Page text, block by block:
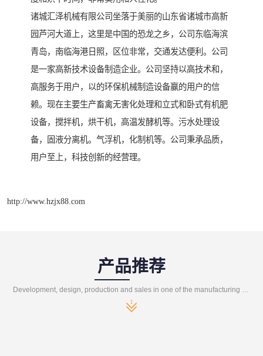
诸城汇泽机械有限公司坐落于美丽的山东省诸城市高新
园芦河大道上，这里是中国的恐龙之乡，公司东临海滨
青岛，南临海港日照，区位非常，交通发达便利。公司
是一家高新技术设备制造企业。公司坚持以高技术和，
高服务于用户，以的环保机械制造设备赢的用户的信
赖。现在主要生产畜禽无害化处理和立式和卧式有机肥
设备，搅拌机，烘干机，高温发酵机等。污水处理设
备，固液分离机。气浮机，化制机等。公司秉承品质，
用户至上，科技创新的经营理。
http://www.hzjx88.com
产品推荐